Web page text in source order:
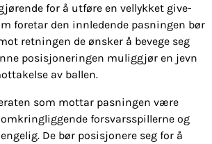
for å utføre en vellykket give-
foretar den innledende pasningen bør
retningen de ønsker å bevege seg
posisjoneringen muliggjør en jevn
av ballen.
som mottar pasningen være
forsvarsspillerne og
De bør posisjonere seg for å